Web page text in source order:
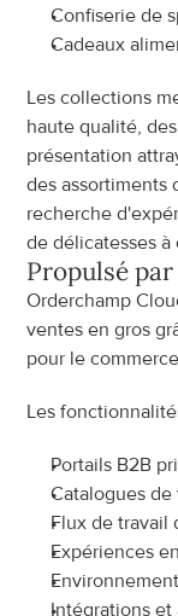
Confiserie de
Cadeaux
Les collections
haute qualité,
présentation
des assortiments
recherche
de délicatesses à
Propulsé
Orderchamp
ventes en gros
pour le
Les
Portails B2B
Catalogues
Flux de travail
Expériences
Intégrations